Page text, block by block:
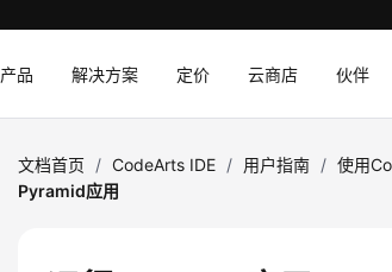
产品 解决方案 定价 云商店 伙伴
文档首页 / CodeArts IDE / 用户指南 / 使用
Pyramid应用